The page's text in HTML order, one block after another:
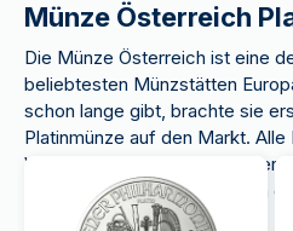
Münze Österreich
Die Münze Österreich ist eine
beliebtesten Münzstätten
schon lange gibt, brachte sie
Platinmünze auf den Markt.
Wien geprägt und
durch ihr traditionelles Design
Philharmoniker.